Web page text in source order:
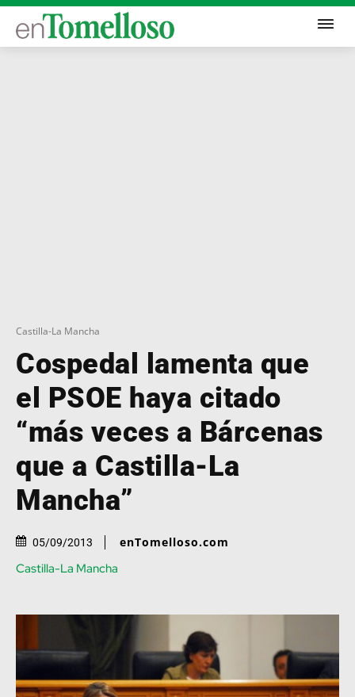
Castilla-La Mancha
Cospedal lamenta que
el PSOE haya citado
“más veces a Bárcenas
que a Castilla-La
Mancha”
05/09/2013 enTomelloso.com
Castilla-La Mancha